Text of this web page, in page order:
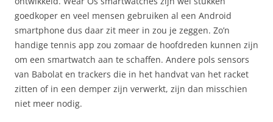
goedkoper en veel mensen gebruiken al een Android
smartphone dus daar zit meer in zou je zeggen. Zo’n
handige tennis app zou zomaar de hoofdreden kunnen zijn
om een smartwatch aan te schaffen. Andere pols sensors
van Babolat en trackers die in het handvat van het racket
zitten of in een demper zijn verwerkt, zijn dan misschien
niet meer nodig.